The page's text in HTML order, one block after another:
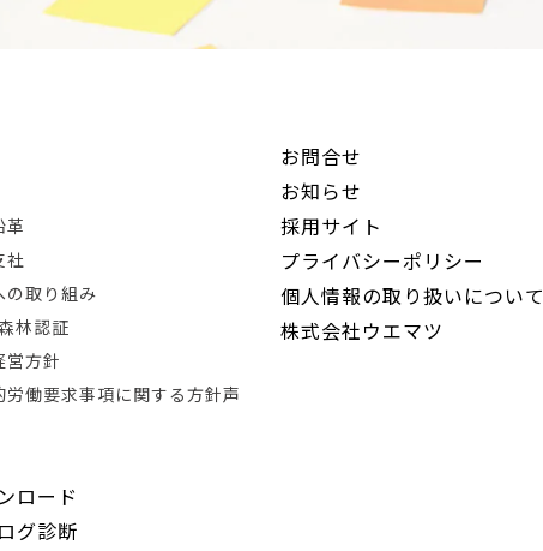
革
社
の取り組み
林認証
営方針
労働要求事項に関する方針声
ロード
グ診断
お問合せ
お知らせ
採用サイト
プライバシーポリシー
個人情報の取り扱いについて
株式会社ウエマツ